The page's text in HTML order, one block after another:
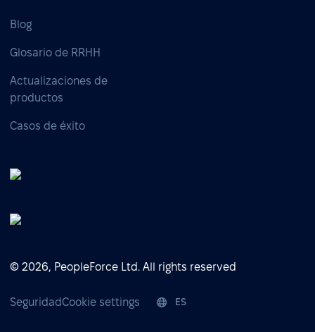
Blog
Glosario de RRHH
Actualizaciones de
productos
Casos de éxito
© 2026, PeopleForce Ltd. All rights reserved
SeguridadCookie settings ES